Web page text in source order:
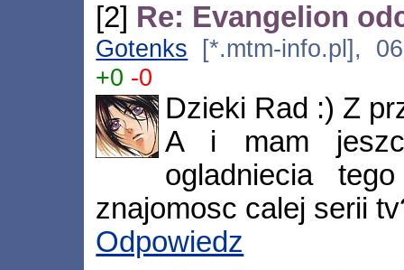
[2] Re: Evangelion
Gotenks [*.mtm-info.pl],
+0 -0
Dzieki Rad :) Z
A i mam
ogladniecia
znajomosc calej serii
Odpowiedz